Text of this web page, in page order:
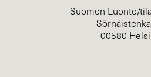
Suomen Luonto/
00580